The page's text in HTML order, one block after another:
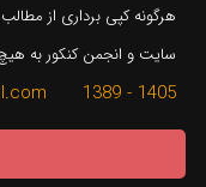
هرگونه کپی برداری از
سایت و انجمن کنکور به
1405 - 1389 konkur.in@gmail.com